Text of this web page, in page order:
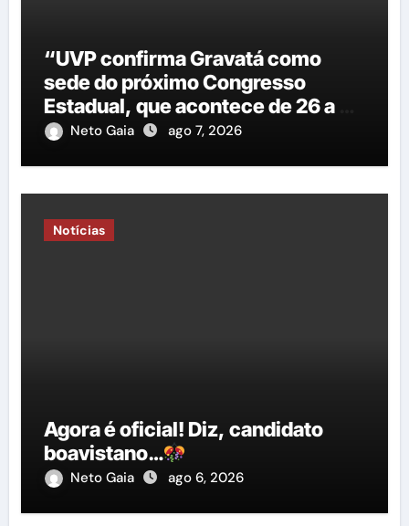
“UVP confirma Gravatá como
sede do próximo Congresso
Estadual, que acontece de 26 a 29
de agosto”
Neto Gaia ago 7, 2026
Notícias
Agora é oficial! Diz, candidato
boavistano…
Neto Gaia ago 6, 2026